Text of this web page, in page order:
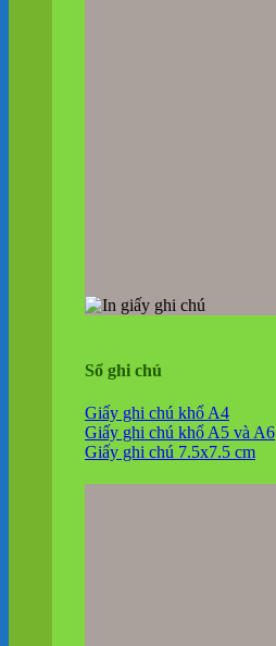
Sổ ghi chú
Giấy ghi chú khổ A4
Giấy ghi chú khổ A5 và A6
Giấy ghi chú 7.5x7.5 cm